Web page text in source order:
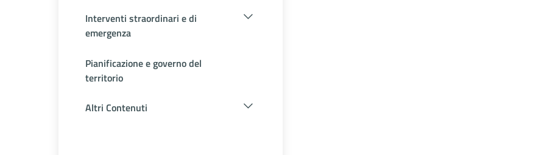
Interventi straordinari e di
emergenza
Pianificazione e governo del
territorio
Altri Contenuti